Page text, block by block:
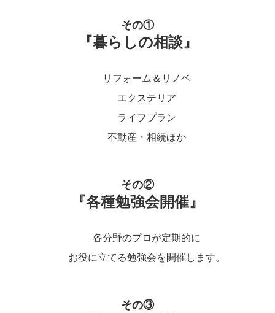
その①
『暮らしの相談』
リフォーム＆リノベ
エクステリア
ライフプラン
不動産・相続ほか
その②
『各種勉強会開催』
各分野のプロが定期的に
お役に立てる勉強会を開催します。
その③